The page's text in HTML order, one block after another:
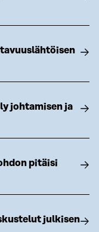
johtamisen ja
pitäisi
julkisen